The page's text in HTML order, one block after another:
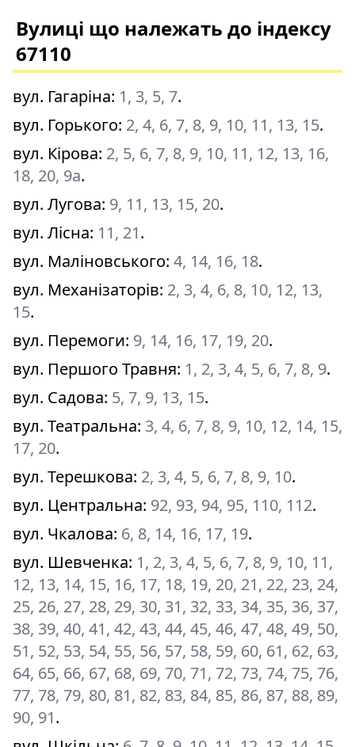
Вулиці що належать до індексу
67110
вул. Гагаріна: 1, 3, 5, 7.
вул. Горького: 2, 4, 6, 7, 8, 9, 10, 11, 13, 15.
вул. Кірова: 2, 5, 6, 7, 8, 9, 10, 11, 12, 13, 16,
18, 20, 9а.
вул. Лугова: 9, 11, 13, 15, 20.
вул. Лісна: 11, 21.
вул. Маліновського: 4, 14, 16, 18.
вул. Механізаторів: 2, 3, 4, 6, 8, 10, 12, 13,
15.
вул. Перемоги: 9, 14, 16, 17, 19, 20.
вул. Першого Травня: 1, 2, 3, 4, 5, 6, 7, 8, 9.
вул. Садова: 5, 7, 9, 13, 15.
вул. Театральна: 3, 4, 6, 7, 8, 9, 10, 12, 14, 15,
17, 20.
вул. Терешкова: 2, 3, 4, 5, 6, 7, 8, 9, 10.
вул. Центральна: 92, 93, 94, 95, 110, 112.
вул. Чкалова: 6, 8, 14, 16, 17, 19.
вул. Шевченка: 1, 2, 3, 4, 5, 6, 7, 8, 9, 10, 11,
12, 13, 14, 15, 16, 17, 18, 19, 20, 21, 22, 23, 24,
25, 26, 27, 28, 29, 30, 31, 32, 33, 34, 35, 36, 37,
38, 39, 40, 41, 42, 43, 44, 45, 46, 47, 48, 49, 50,
51, 52, 53, 54, 55, 56, 57, 58, 59, 60, 61, 62, 63,
64, 65, 66, 67, 68, 69, 70, 71, 72, 73, 74, 75, 76,
77, 78, 79, 80, 81, 82, 83, 84, 85, 86, 87, 88, 89,
90, 91.